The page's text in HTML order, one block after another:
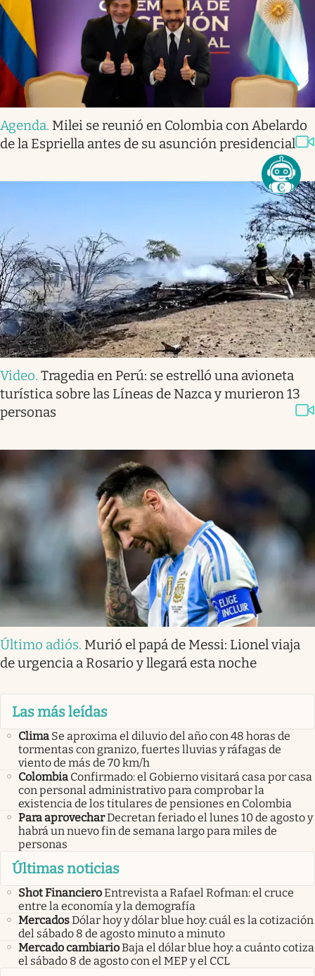
Agenda. Milei se reunió en Colombia con Abelardo
de la Espriella antes de su asunción presidencial
Video. Tragedia en Perú: se estrelló una avioneta
turística sobre las Líneas de Nazca y murieron 13
personas
Último adiós. Murió el papá de Messi: Lionel viaja
de urgencia a Rosario y llegará esta noche
Las más leídas
Clima Se aproxima el diluvio del año con 48 horas de
tormentas con granizo, fuertes lluvias y ráfagas de
viento de más de 70 km/h
Colombia Confirmado: el Gobierno visitará casa por casa
con personal administrativo para comprobar la
existencia de los titulares de pensiones en Colombia
Para aprovecharDecretan feriado el lunes 10 de agosto y
habrá un nuevo fin de semana largo para miles de
personas
Últimas noticias
Shot FinancieroEntrevista a Rafael Rofman: el cruce
entre la economía y la demografía
MercadosDólar hoy y dólar blue hoy: cuál es la cotización
del sábado 8 de agosto minuto a minuto
Mercado cambiarioBaja el dólar blue hoy: a cuánto cotiza
el sábado 8 de agosto con el MEP y el CCL